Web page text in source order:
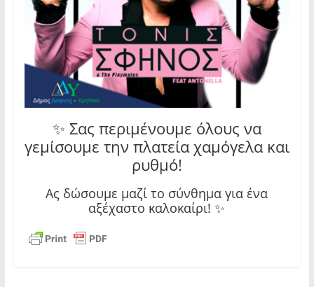
✨ Σας περιμένουμε όλους να
γεμίσουμε την πλατεία χαμόγελα και
ρυθμό!
Ας δώσουμε μαζί το σύνθημα για ένα
αξέχαστο καλοκαίρι! ✨